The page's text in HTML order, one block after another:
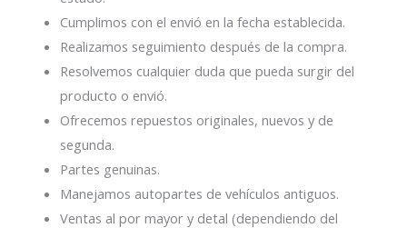
Cumplimos con el envió en la fecha establecida.
Realizamos seguimiento después de la compra.
Resolvemos cualquier duda que pueda surgir del
producto o envió.
Ofrecemos repuestos originales, nuevos y de
segunda.
Partes genuinas.
Manejamos autopartes de vehículos antiguos.
Ventas al por mayor y detal (dependiendo del